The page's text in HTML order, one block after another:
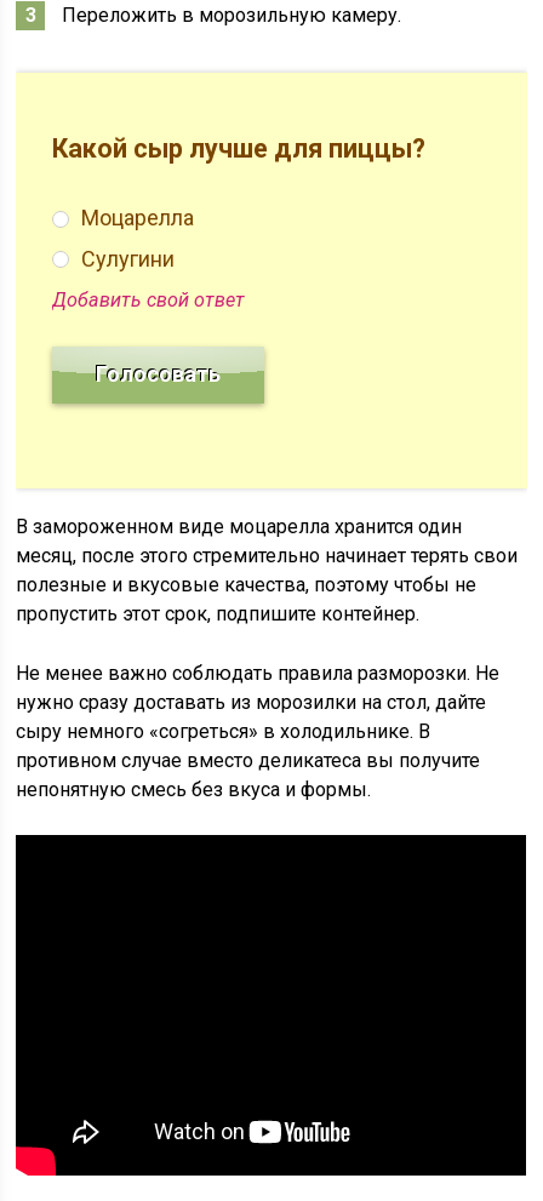
Переложить в морозильную камеру.
Какой сыр лучше для пиццы?
Моцарелла
Сулугини
Добавить свой ответ
В замороженном виде моцарелла хранится один
месяц, после этого стремительно начинает терять свои
полезные и вкусовые качества, поэтому чтобы не
пропустить этот срок, подпишите контейнер.
Не менее важно соблюдать правила разморозки. Не
нужно сразу доставать из морозилки на стол, дайте
сыру немного «согреться» в холодильнике. В
противном случае вместо деликатеса вы получите
непонятную смесь без вкуса и формы.